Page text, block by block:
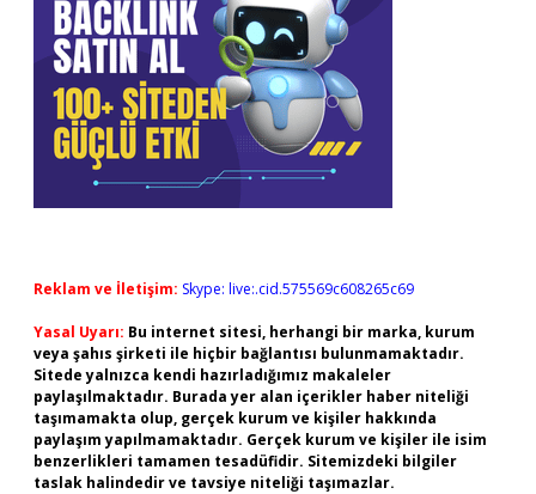
Reklam ve İletişim: Skype: live:.cid.575569c608265c69
Yasal Uyarı: Bu internet sitesi, herhangi bir marka, kurum
veya şahıs şirketi ile hiçbir bağlantısı bulunmamaktadır.
Sitede yalnızca kendi hazırladığımız makaleler
paylaşılmaktadır. Burada yer alan içerikler haber niteliği
taşımamakta olup, gerçek kurum ve kişiler hakkında
paylaşım yapılmamaktadır. Gerçek kurum ve kişiler ile isim
benzerlikleri tamamen tesadüfidir. Sitemizdeki bilgiler
taslak halindedir ve tavsiye niteliği taşımazlar.